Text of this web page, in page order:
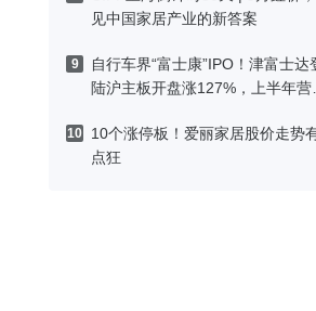
见中国家居产业的新答案
9
自行车界“富士康”IPO！津富士达
陆沪主板开盘涨127%，上半年营
10
10个涨停板！爱丽家居股价走势
点狂